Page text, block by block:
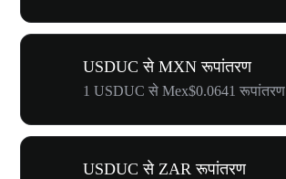
USDUC से MXN रूपांतरण
1 USDUC से Mex$0.0641 रूपांतरण
USDUC से ZAR रूपांतरण